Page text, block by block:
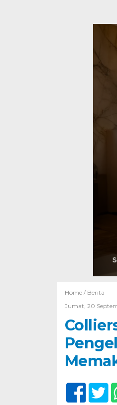
Home / Berita
Jumat, 20